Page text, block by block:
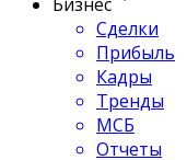
Сделки
Прибыль
Кадры
Тренды
МСБ
Отчеты